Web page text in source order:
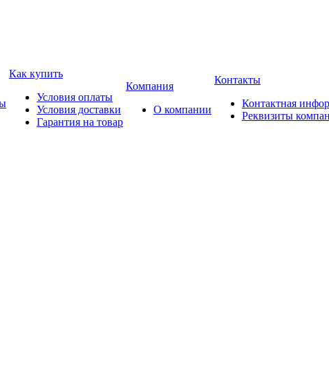
Как купить
Условия оплаты
Условия доставки
Гарантия на товар
Компания
О компании
Контакты
Контактная
Реквизиты